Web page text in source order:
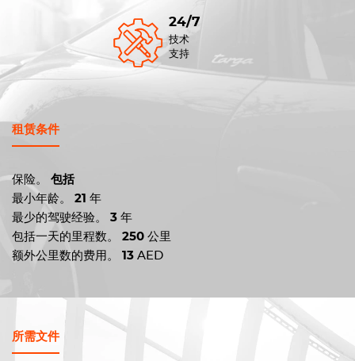
24/7
技术
支持
租赁条件
保险。 包括
最小年龄。 21 年
最少的驾驶经验。 3 年
包括一天的里程数。 250 公里
额外公里数的费用。 13 AED
所需文件